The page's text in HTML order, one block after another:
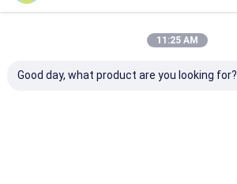
11:25 AM
Good day, what product are you looking for?